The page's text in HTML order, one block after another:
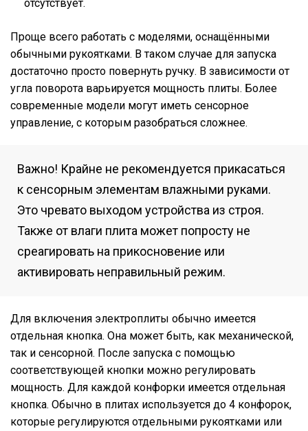
отсутствует.
Проще всего работать с моделями, оснащёнными
обычными рукоятками. В таком случае для запуска
достаточно просто повернуть ручку. В зависимости от
угла поворота варьируется мощность плиты. Более
современные модели могут иметь сенсорное
управление, с которым разобраться сложнее.
Важно! Крайне не рекомендуется прикасаться
к сенсорным элементам влажными руками.
Это чревато выходом устройства из строя.
Также от влаги плита может попросту не
среагировать на прикосновение или
активировать неправильный режим.
Для включения электроплиты обычно имеется
отдельная кнопка. Она может быть, как механической,
так и сенсорной. После запуска с помощью
соответствующей кнопки можно регулировать
мощность. Для каждой конфорки имеется отдельная
кнопка. Обычно в плитах используется до 4 конфорок,
которые регулируются отдельными рукоятками или